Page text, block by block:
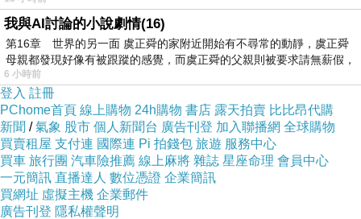
有貨就要快下手
不然到時候要買買不到就哭哭啦！QQ
其他細節【寫在這邊！】
有興趣的話就連進去看看囉！
↓↓↓好不容易找到的優惠↓↓↓
我與AI討論的小說劇情(16)
第16章 世界的另一面 虞正舜的家附近開始有不尋常的動靜，虞正舜
母親都發現好像有被跟蹤的感覺，而虞正舜的父親則被要求請無薪假，
6 小時前
登入 註冊
PChome首頁 線上購物 24h購物 書店 露天拍賣 比比昂代購
新聞 /氣象 股市 個人新聞台 廣告刊登 加入聯播網 全球購物
買賣租屋 支付連 國際連 Pi 拍錢包 旅遊 服務中心
買車 旅行團 汽車險推薦 線上麻將 雜誌 星座命理 會員中心
一元簡訊 直播達人 數位憑證 企業簡訊
買網址 虛擬主機 企業郵件
廣告刊登 隱私權聲明